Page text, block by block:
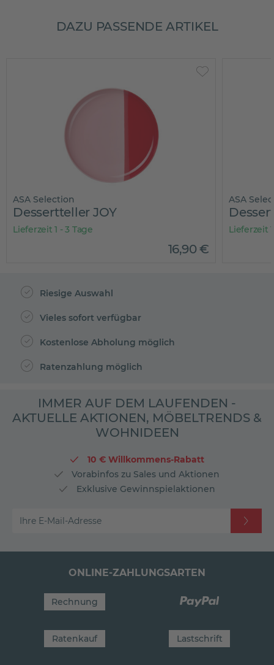
DAZU PASSENDE ARTIKEL
ASA Selection
Dessertteller JOY
Lieferzeit 1 - 3 Tage
16,90€
ASA
Lieferzeit
Riesige Auswahl
Vieles sofort verfügbar
Kostenlose Abholung möglich
Ratenzahlung möglich
IMMER AUF DEM LAUFENDEN -
AKTUELLE AKTIONEN, MÖBELTRENDS &
WOHNIDEEN
10 € Willkommens-Rabatt
Vorabinfos zu Sales und Aktionen
Exklusive Gewinnspielaktionen
Ihre E-Mail-Adresse
ONLINE-ZAHLUNGSARTEN
Rechnung
Ratenkauf Lastschrift